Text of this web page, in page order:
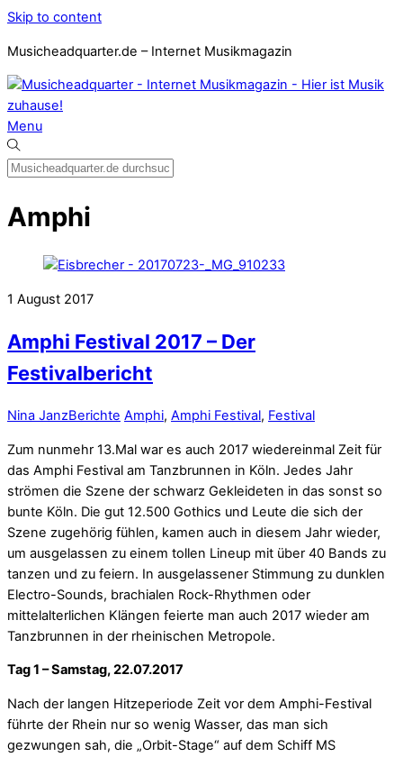
Skip to content
Musicheadquarter.de – Internet Musikmagazin
Menu
Amphi
1 August 2017
Amphi Festival 2017 – Der
Festivalbericht
Nina JanzBerichte Amphi, Amphi Festival, Festival
Zum nunmehr 13.Mal war es auch 2017 wiedereinmal Zeit für
das Amphi Festival am Tanzbrunnen in Köln. Jedes Jahr
strömen die Szene der schwarz Gekleideten in das sonst so
bunte Köln. Die gut 12.500 Gothics und Leute die sich der
Szene zugehörig fühlen, kamen auch in diesem Jahr wieder,
um ausgelassen zu einem tollen Lineup mit über 40 Bands zu
tanzen und zu feiern. In ausgelassener Stimmung zu dunklen
Electro-Sounds, brachialen Rock-Rhythmen oder
mittelalterlichen Klängen feierte man auch 2017 wieder am
Tanzbrunnen in der rheinischen Metropole.
Tag 1 – Samstag, 22.07.2017
Nach der langen Hitzeperiode Zeit vor dem Amphi-Festival
führte der Rhein nur so wenig Wasser, das man sich
gezwungen sah, die „Orbit-Stage“ auf dem Schiff MS